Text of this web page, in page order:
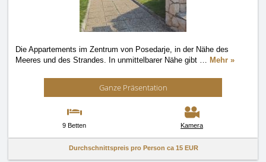
Die Appartements im Zentrum von Posedarje, in der Nähe des
Meeres und des Strandes. In unmittelbarer Nähe gibt … Mehr »
Ganze Präsentation
9 Betten Kamera
Durchschnittspreis pro Person ca 15 EUR